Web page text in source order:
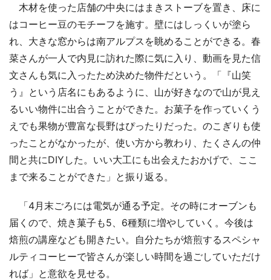
木材を使った店舗の中央にはまきストーブを置き、床に
はコーヒー豆のモチーフを施す。壁にはしっくいが塗ら
れ、大きな窓からは南アルプスを眺めることができる。春
菜さんが一人で内見に訪れた際に気に入り、動画を見た信
文さんも気に入ったため決めた物件だという。「『山笑
う』という店名にもあるように、山が好きなので山が見え
るいい物件に出合うことができた。お菓子を作っていくう
えでも果物が豊富な長野はぴったりだった。のこぎりも使
ったことがなかったが、使い方から教わり、たくさんの仲
間と共にDIYした。いい大工にも出会えたおかげで、ここ
まで来ることができた」と振り返る。
「4月末ごろには電気が通る予定。その時にオーブンも
届くので、焼き菓子も5、6種類に増やしていく。今後は
焙煎の講座なども開きたい。自分たちが焙煎するスペシャ
ルティコーヒーで皆さんが楽しい時間を過ごしていただけ
れば」と意欲を見せる。